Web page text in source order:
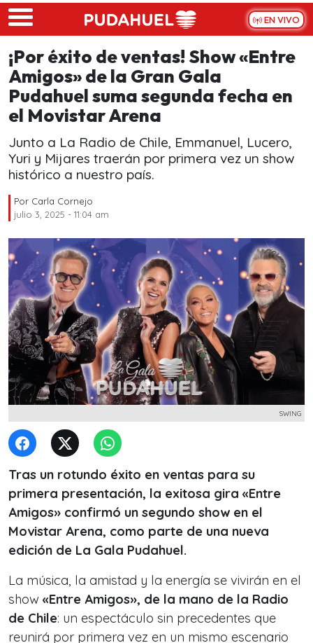
Skip to main content
EN VIVO
¡Por éxito de ventas! Show «Entre
Amigos» de la Gran Gala
Pudahuel suma segunda fecha en
el Movistar Arena
Junto a La Radio de Chile, Emmanuel, Lucero,
Yuri y Mijares traerán por primera vez un show
histórico a nuestro país.
Por Carla Cornejo
julio 3, 2025 - 11:04 am
SWING
Tras un rotundo éxito en ventas para su
primera presentación, la exitosa gira «Entre
Amigos» confirmó un segundo show en el
Movistar Arena, como parte de una nueva
edición de La Gala Pudahuel.
La música, la amistad y la energía se vivirán en el
show «Entre Amigos», de la mano de la Radio
de Chile: un espectáculo sin precedentes que
reunirá por primera vez en un mismo escenario